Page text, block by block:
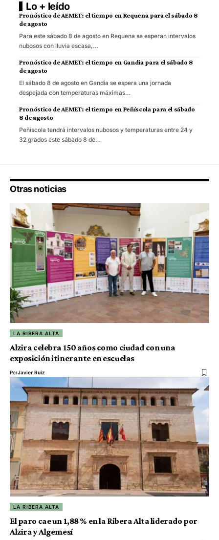
Lo + leído
Pronóstico de AEMET: el tiempo en Requena para el sábado 8
de agosto
Para este sábado 8 de agosto en Requena se esperan intervalos
nubosos con lluvia escasa,…
Pronóstico de AEMET: el tiempo en Gandia para el sábado 8
de agosto
El sábado 8 de agosto en Gandia se espera una jornada
despejada con temperaturas máximas…
Pronóstico de AEMET: el tiempo en Peñíscola para el sábado
8 de agosto
Peñíscola tendrá intervalos nubosos y temperaturas entre 24 y
32 grados este sábado 8 de…
Otras noticias
LA RIBERA ALTA
Alzira celebra 150 años como ciudad con una
exposición itinerante en escuelas
PorJavier Ruiz
LA RIBERA ALTA
El paro cae un 1,88 % en la Ribera Alta liderado por
Alzira y Algemesí